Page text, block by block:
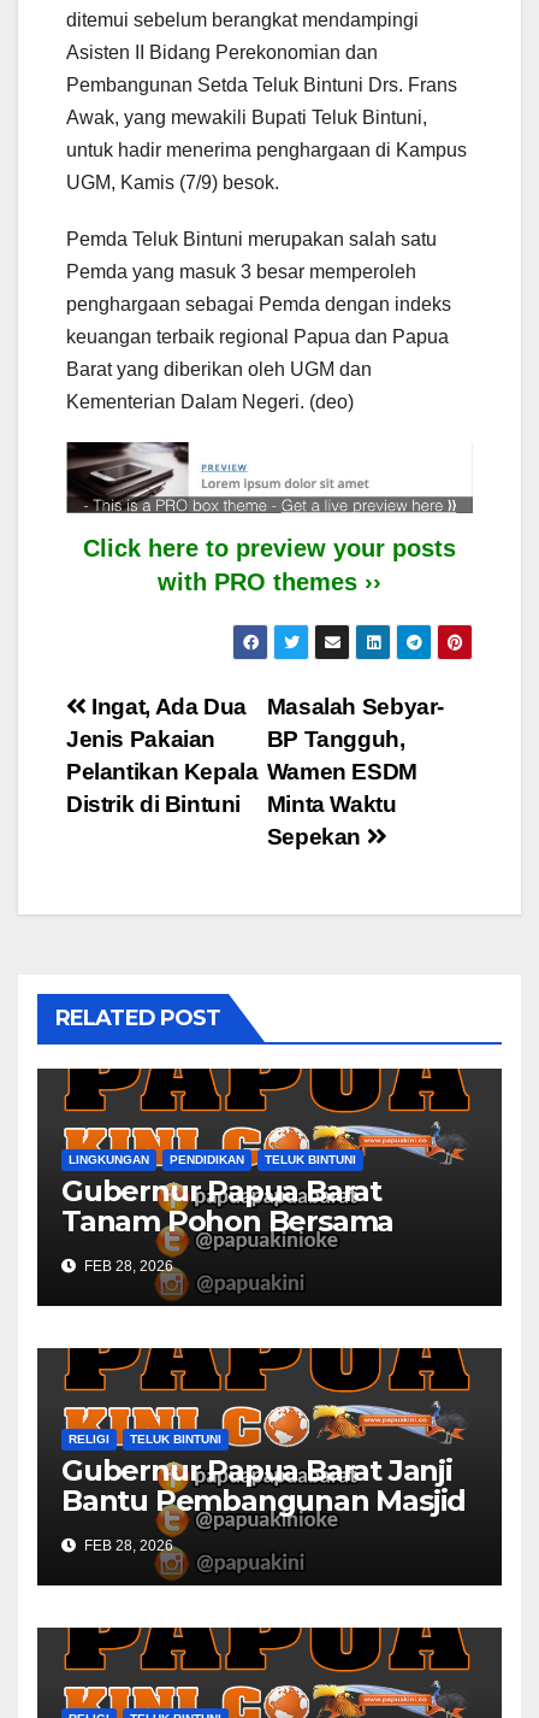
ditemui sebelum berangkat mendampingi
Asisten II Bidang Perekonomian dan
Pembangunan Setda Teluk Bintuni Drs. Frans
Awak, yang mewakili Bupati Teluk Bintuni,
untuk hadir menerima penghargaan di Kampus
UGM, Kamis (7/9) besok.
Pemda Teluk Bintuni merupakan salah satu
Pemda yang masuk 3 besar memperoleh
penghargaan sebagai Pemda dengan indeks
keuangan terbaik regional Papua dan Papua
Barat yang diberikan oleh UGM dan
Kementerian Dalam Negeri. (deo)
Click here to preview your posts
with PRO themes ››
Post
navigation
Masalah Sebyar-
BP Tangguh,
Wamen ESDM
Minta Waktu
Sepekan
Ingat, Ada Dua
Jenis Pakaian
Pelantikan Kepala
Distrik di Bintuni
RELATED POST
LINGKUNGAN PENDIDIKAN TELUK BINTUNI
Gubernur Papua Barat
Tanam Pohon Bersama
Civitas Academica
Universitas Muhammadiyah
FEB 28, 2026
RELIGI TELUK BINTUNI
Gubernur Papua Barat Janji
Bantu Pembangunan Masjid
Al Maun Bintuni
FEB 28, 2026